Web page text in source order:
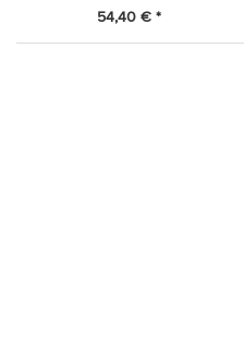
54,40 € *